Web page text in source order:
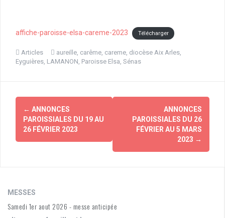
affiche-paroisse-elsa-careme-2023 Télécharger
Articles aureille, carême, careme, diocèse Aix Arles,
Eyguières, LAMANON, Paroisse Elsa, Sénas
Navigation
d'article
← ANNONCES
PAROISSIALES DU 19 AU
26 FÉVRIER 2023
ANNONCES
PAROISSIALES DU 26
FÉVRIER AU 5 MARS
2023 →
MESSES
Samedi 1er aout 2026 - messe anticipée